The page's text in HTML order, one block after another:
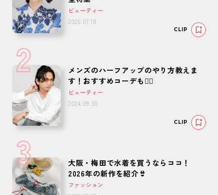
ビューティー
2025.07.18
CLIP
2
メンズのハーフアップのやり方教えま
す！おすすめコーデも🙆‍♂️
ビューティー
2024.09.30
CLIP
3
大阪・梅田で水着を買うならココ！
2026年の新作を紹介👙
ファッション